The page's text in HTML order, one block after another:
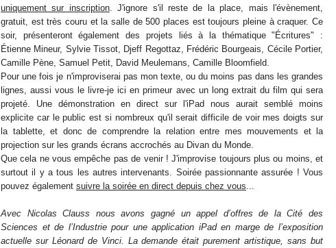
uniquement sur inscription. J'ignore s'il reste de la place, mais l'évènement,
gratuit, est très couru et la salle de 500 places est toujours pleine à craquer. Ce
soir, présenteront également des projets liés à la thématique "Écritures" :
Étienne Mineur, Sylvie Tissot, Djeff Regottaz, Frédéric Bourgeais, Cécile Portier,
Camille Pène, Samuel Petit, David Meulemans, Camille Bloomfield.
Pour une fois je n'improviserai pas mon texte, ou du moins pas dans les grandes
lignes, aussi vous le livre-je ici en primeur avec un long extrait du film qui sera
projeté. Une démonstration en direct sur l'iPad nous aurait semblé moins
explicite car le public est si nombreux qu'il serait difficile de voir mes doigts sur
la tablette, et donc de comprendre la relation entre mes mouvements et la
projection sur les grands écrans accrochés au Divan du Monde.
Que cela ne vous empêche pas de venir ! J'improvise toujours plus ou moins, et
surtout il y a tous les autres intervenants. Soirée passionnante assurée ! Vous
pouvez également suivre la soirée en direct depuis chez vous
Avec Nicolas Clauss nous avons gagné un appel d’offres de la Cité des
Sciences et de l’Industrie pour une application iPad en marge de l’exposition
actuelle sur Léonard de Vinci. La demande était purement artistique, sans but